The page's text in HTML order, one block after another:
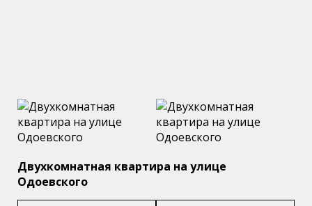
Двухкомнатная квартира на улице
Одоевского